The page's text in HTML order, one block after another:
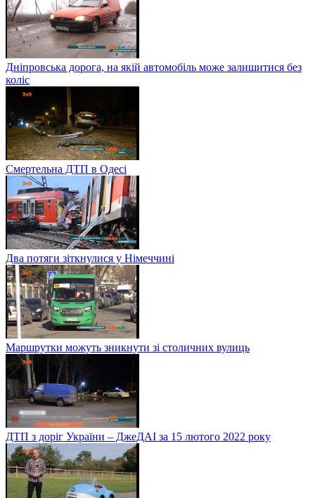
Дніпровська дорога, на якій автомобіль може залишитися без
коліс
Смертельна ДТП в Одесі
Два потяги зіткнулися у Німеччині
Маршрутки можуть зникнути зі столичних вулиць
ДТП з доріг України – ДжеДАІ за 15 лютого 2022 року